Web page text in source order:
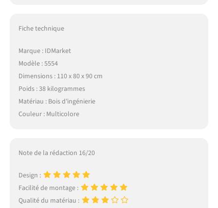
Fiche technique
Marque : IDMarket
Modèle : 5554
Dimensions : 110 x 80 x 90 cm
Poids : 38 kilogrammes
Matériau : Bois d’ingénierie
Couleur : Multicolore
Note de la rédaction 16/20
Design :
Facilité de montage :
Qualité du matériau :